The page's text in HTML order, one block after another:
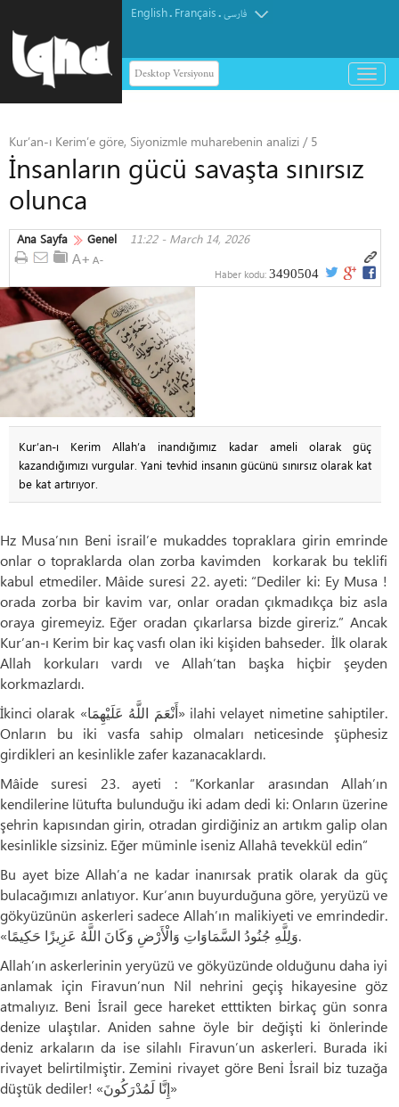
English. Français.فارسی
Desktop Versiyonu
باز
و
Kur’an-ı Kerim’e göre, Siyonizmle muharebenin analizi / 5
İnsanların gücü savaşta sınırsız
olunca
Ana Sayfa Genel 11:22 - March 14, 2026
Haber kodu: 3490504
Kur’an-ı Kerim Allah’a inandığımız kadar ameli olarak güç
kazandığımızı vurgular. Yani tevhid insanın gücünü sınırsız olarak kat
be kat artırıyor.
Hz Musa’nın Beni israil’e mukaddes topraklara girin emrinde
onlar o topraklarda olan zorba kavimden korkarak bu teklifi
kabul etmediler. Mâide suresi 22. ayeti: “Dediler ki: Ey Musa !
orada zorba bir kavim var, onlar oradan çıkmadıkça biz asla
oraya giremeyiz. Eğer oradan çıkarlarsa bizde gireriz.” Ancak
Kur’an-ı Kerim bir kaç vasfı olan iki kişiden bahseder. İlk olarak
Allah korkuları vardı ve Allah’tan başka hiçbir şeyden
korkmazlardı.
İkinci olarak «أَنْعَمَ اللَّهُ عَلَيْهِمَا» ilahi velayet nimetine sahiptiler.
Onların bu iki vasfa sahip olmaları neticesinde şüphesiz
girdikleri an kesinlikle zafer kazanacaklardı.
Mâide suresi 23. ayeti : “Korkanlar arasından Allah’ın
kendilerine lütufta bulunduğu iki adam dedi ki: Onların üzerine
şehrin kapısından girin, otradan girdiğiniz an artıkm galip olan
kesinlikle sizsiniz. Eğer müminle iseniz Allahâ tevekkül edin”
Bu ayet bize Allah’a ne kadar inanırsak pratik olarak da güç
bulacağımızı anlatıyor. Kur’anın buyurduğuna göre, yeryüzü ve
gökyüzünün askerleri sadece Allah’ın malikiyeti ve emrindedir.
«وَلِلَّهِ جُنُودُ السَّمَاوَاتِ وَالْأَرْضِ وَكَانَ اللَّهُ عَزِيزًا حَكِيمًا.
Allah’ın askerlerinin yeryüzü ve gökyüzünde olduğunu daha iyi
anlamak için Firavun’nun Nil nehrini geçiş hikayesine göz
atmalıyız. Beni İsrail gece hareket etttikten birkaç gün sonra
denize ulaştılar. Aniden sahne öyle bir değişti ki önlerinde
deniz arkaların da ise silahlı Firavun’un askerleri. Burada iki
rivayet belirtilmiştir. Zemini rivayet göre Beni İsrail biz tuzağa
düştük dediler! «إِنَّا لَمُدْرَكُونَ»